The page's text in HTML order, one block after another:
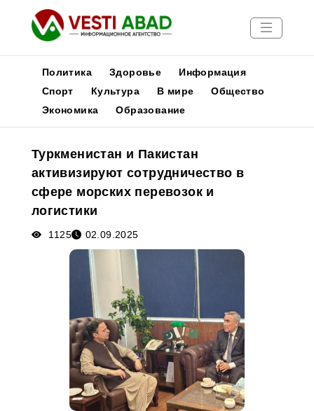
Новости
Медиа
Афиша
Политика Здоровье
Информация
Спорт
Культура В мире
Общество
Экономика
Образование
Туркменистан и Пакистан
активизируют сотрудничество в
сфере морских перевозок и
логистики
1125 02.09.2025